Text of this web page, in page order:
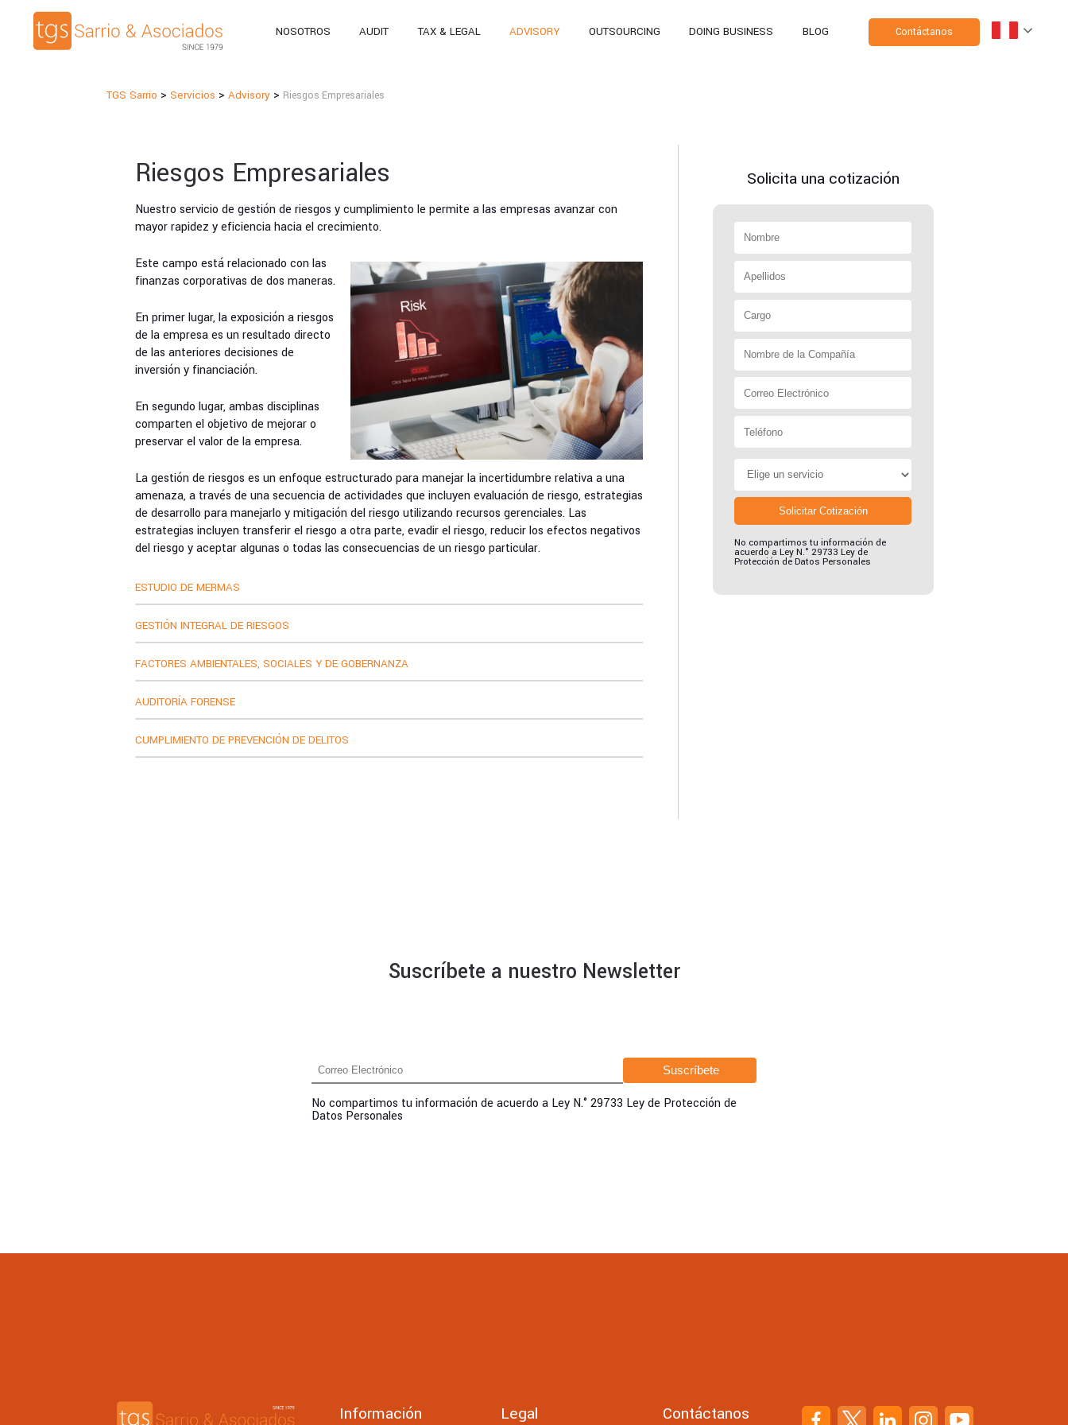
NOSOTROS AUDIT TAX & LEGAL ADVISORY OUTSOURCING DOING BUSINESS BLOG Contáctanos
TGS Sarrio >Servicios >Advisory > Riesgos Empresariales
Riesgos Empresariales
Nuestro servicio de gestión de riesgos y cumplimiento le permite a las empresas avanzar con
mayor rapidez y eficiencia hacia el crecimiento.
Este campo está relacionado con las
finanzas corporativas de dos maneras.
En primer lugar, la exposición a riesgos
de la empresa es un resultado directo
de las anteriores decisiones de
inversión y financiación.
En segundo lugar, ambas disciplinas
comparten el objetivo de mejorar o
preservar el valor de la empresa.
La gestión de riesgos es un enfoque estructurado para manejar la incertidumbre relativa a una
amenaza, a través de una secuencia de actividades que incluyen evaluación de riesgo, estrategias
de desarrollo para manejarlo y mitigación del riesgo utilizando recursos gerenciales. Las
estrategias incluyen transferir el riesgo a otra parte, evadir el riesgo, reducir los efectos negativos
del riesgo y aceptar algunas o todas las consecuencias de un riesgo particular.
ESTUDIO DE MERMAS
GESTIÓN INTEGRAL DE RIESGOS
FACTORES AMBIENTALES, SOCIALES Y DE GOBERNANZA
AUDITORÍA FORENSE
CUMPLIMIENTO DE PREVENCIÓN DE DELITOS
Solicita una cotización
Solicitar Cotización
No compartimos tu información de
acuerdo a Ley N.° 29733 Ley de
Protección de Datos Personales
Suscríbete a nuestro Newsletter
No compartimos tu información de acuerdo a Ley N.° 29733 Ley de Protección de
Datos Personales
Información Legal Contáctanos